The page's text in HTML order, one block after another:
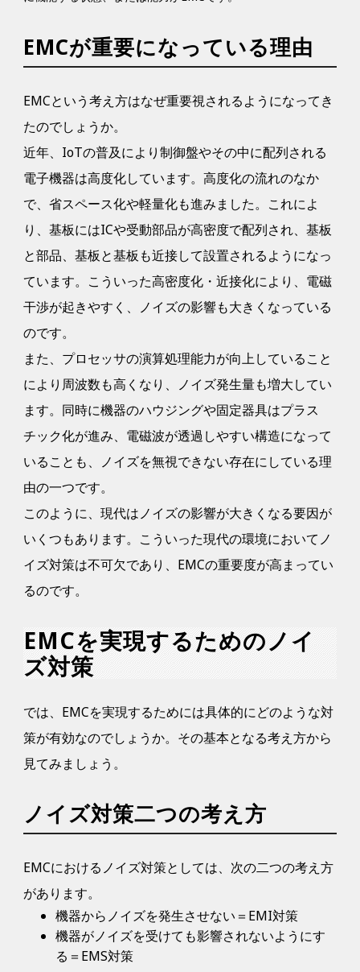
EMCが重要になっている理由
EMCという考え方はなぜ重要視されるようになってき
たのでしょうか。
近年、IoTの普及により制御盤やその中に配列される
電子機器は高度化しています。高度化の流れのなか
で、省スペース化や軽量化も進みました。これによ
り、基板にはICや受動部品が高密度で配列され、基板
と部品、基板と基板も近接して設置されるようになっ
ています。こういった高密度化・近接化により、電磁
干渉が起きやすく、ノイズの影響も大きくなっている
のです。
また、プロセッサの演算処理能力が向上していること
により周波数も高くなり、ノイズ発生量も増大してい
ます。同時に機器のハウジングや固定器具はプラス
チック化が進み、電磁波が透過しやすい構造になって
いることも、ノイズを無視できない存在にしている理
由の一つです。
このように、現代はノイズの影響が大きくなる要因が
いくつもあります。こういった現代の環境においてノ
イズ対策は不可欠であり、EMCの重要度が高まってい
るのです。
EMCを実現するためのノイ
ズ対策
では、EMCを実現するためには具体的にどのような対
策が有効なのでしょうか。その基本となる考え方から
見てみましょう。
ノイズ対策二つの考え方
EMCにおけるノイズ対策としては、次の二つの考え方
があります。
機器からノイズを発生させない＝EMI対策
機器がノイズを受けても影響されないようにす
る＝EMS対策